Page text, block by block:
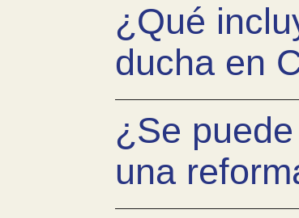
¿Qué
ducha en
¿Se
una